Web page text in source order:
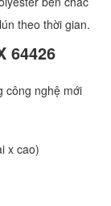
theo thời gian.
64426
công nghệ mới
x cao)